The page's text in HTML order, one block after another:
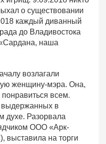
о существовании
каждый диванный
до Владивостока
наша
возлагали
женщину-мэра. Она,
всем.
в
духе. Разорвала
ООО «Арк-
выставила на торги